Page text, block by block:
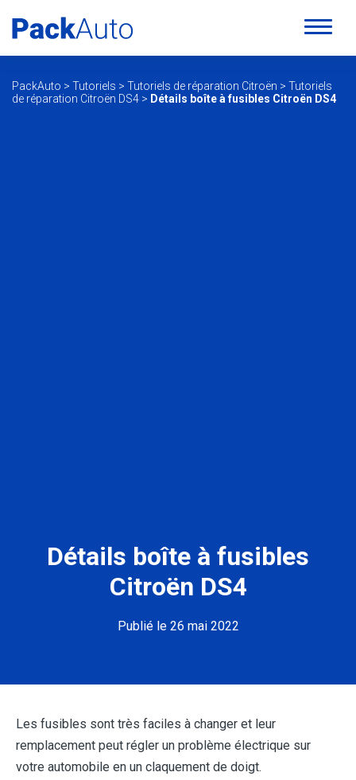
PackAuto > Tutoriels > Tutoriels de réparation Citroën > Tutoriels
de réparation Citroën DS4 > Détails boîte à fusibles Citroën DS4
Détails boîte à fusibles
Citroën DS4
Publié le 26 mai 2022
Les fusibles sont très faciles à changer et leur
remplacement peut régler un problème électrique sur
votre automobile en un claquement de doigt.